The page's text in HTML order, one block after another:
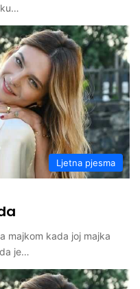
Ljetna pjesma
majkom kada joj majka
je…